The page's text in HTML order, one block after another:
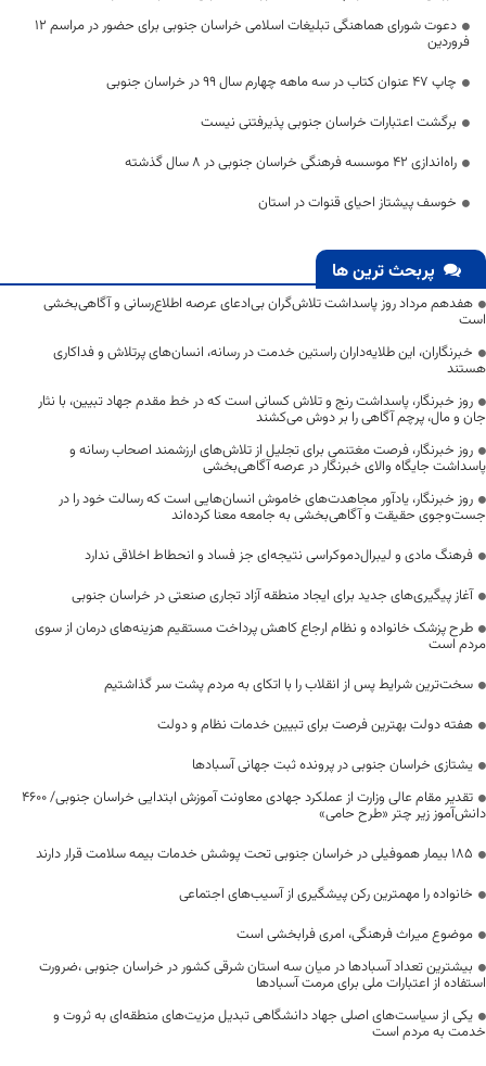
دعوت شورای هماهنگی تبلیغات اسلامی خراسان جنوبی برای حضور در مراسم ۱۲
فروردین
چاپ ۴۷ عنوان کتاب در سه ماهه چهارم سال ۹۹ در خراسان جنوبی
برگشت اعتبارات خراسان جنوبی پذیرفتنی نیست
راه‌اندازی ۴۲ موسسه فرهنگی خراسان جنوبی در ۸ سال گذشته
خوسف پیشتاز احیای قنوات در استان
پربحث ترین ها
هفدهم مرداد روز پاسداشت تلاش‌گران بی‌ادعای عرصه اطلاع‌رسانی و آگاهی‌بخشی
است
خبرنگاران، این طلایه‌داران راستین خدمت در رسانه، انسان‌های پرتلاش و فداکاری
هستند
روز خبرنگار، پاسداشت رنج و تلاش کسانی است که در خط مقدم جهاد تبیین، با نثار
جان و مال، پرچم آگاهی را بر دوش می‌کشند
روز خبرنگار، فرصت مغتنمی برای تجلیل از تلاش‌های ارزشمند اصحاب رسانه و
پاسداشت جایگاه والای خبرنگار در عرصه آگاهی‌بخشی
روز خبرنگار، یادآور مجاهدت‌های خاموش انسان‌هایی است که رسالت خود را در
جست‌وجوی حقیقت و آگاهی‌بخشی به جامعه معنا کرده‌اند
فرهنگ مادی و لیبرال‌دموکراسی نتیجه‌ای جز فساد و انحطاط اخلاقی ندارد
آغاز پیگیری‌های جدید برای ایجاد منطقه آزاد تجاری صنعتی در خراسان جنوبی
طرح پزشک خانواده و نظام ارجاع کاهش پرداخت مستقیم هزینه‌های درمان از سوی
مردم است
سخت‌ترین شرایط پس از انقلاب را با اتکای به مردم پشت سر گذاشتیم
هفته دولت بهترین فرصت برای تبیین خدمات نظام و دولت
یشتازی خراسان جنوبی در پرونده ثبت جهانی آسبادها
تقدیر مقام عالی وزارت از عملکرد جهادی معاونت آموزش ابتدایی خراسان جنوبی/ ۴۶۰۰
دانش‌آموز زیر چتر «طرح حامی»
۱۸۵ بیمار هموفیلی در خراسان جنوبی تحت پوشش خدمات بیمه سلامت قرار دارند
خانواده را مهمترین رکن پیشگیری از آسیب‌های اجتماعی
موضوع میراث فرهنگی، امری فرابخشی است
بیشترین تعداد آسبادها در میان سه استان شرقی کشور در خراسان جنوبی ،ضرورت
استفاده از اعتبارات ملی برای مرمت آسبادها
یکی از سیاست‌های اصلی جهاد دانشگاهی تبدیل مزیت‌های منطقه‌ای به ثروت و
خدمت به مردم است